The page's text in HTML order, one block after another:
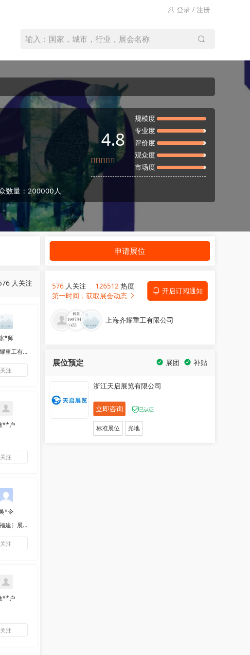
登录 / 注册
输入：国家，城市，行业，展会名称
数量：200000人
4.8
规模度
专业度
评价度
观众度
市场度
人关注
*师
上海齐耀重工有限公司
关注
**户
关注
*令
汉佳（福建）展示科技有限公司
关注
**户
关注
申请展位
576 人关注 126512 热度
开启订阅通知
第一时间，获取展会动态
上海齐耀重工有限公司
展位预定 补贴
展团
浙江天启展览有限公司
立即咨询 已认证
标准展位 光地